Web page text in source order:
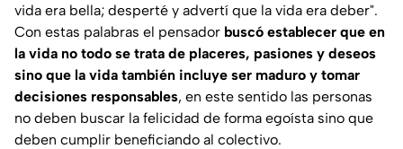
vida era bella; desperté y advertí que la vida era deber".
Con estas palabras el pensador buscó establecer que en
la vida no todo se trata de placeres, pasiones y deseos
sino que la vida también incluye ser maduro y tomar
decisiones responsables, en este sentido las personas
no deben buscar la felicidad de forma egoísta sino que
deben cumplir beneficiando al colectivo.